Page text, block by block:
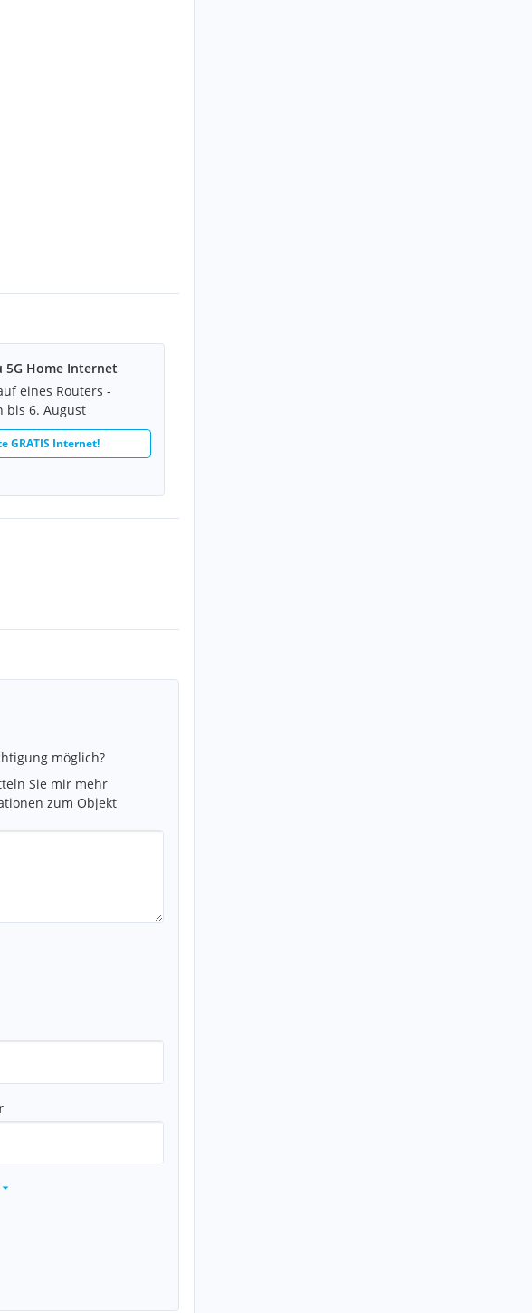
5G Home Internet
eines Routers -
bis 6. August
GRATIS Internet!
möglich?
Sie mir mehr
zum Objekt